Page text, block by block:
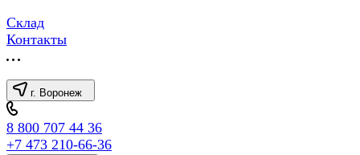
Склад
Контакты
г. Воронеж
8 800 707 44 36
+7 473 210-66-36